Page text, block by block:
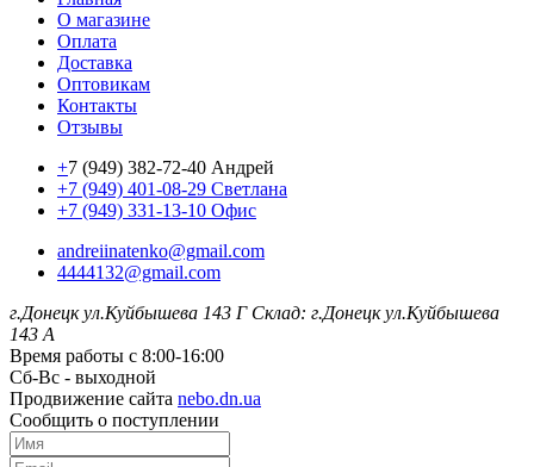
О магазине
Оплата
Доставка
Оптовикам
Контакты
Отзывы
+7 (949) 382-72-40 Андрей
+7 (949) 401-08-29 Светлана
+7 (949) 331-13-10 Офис
andreiinatenko@gmail.com
4444132@gmail.com
г.Донецк ул.Куйбышева 143 Г Склад: г.Донецк ул.Куйбышева
143 А
Время работы с 8:00-16:00
Сб-Вс - выходной
Продвижение сайта nebo.dn.ua
Сообщить о поступлении